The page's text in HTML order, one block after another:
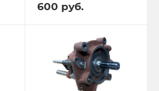
600 руб.